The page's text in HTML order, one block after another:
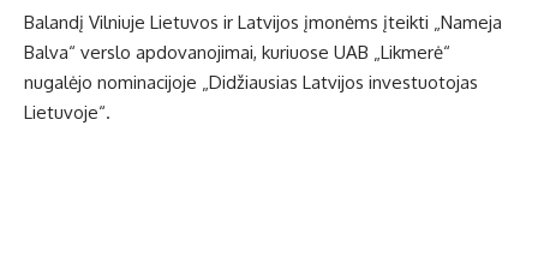
Balandį Vilniuje Lietuvos ir Latvijos įmonėms įteikti „Nameja
Balva“ verslo apdovanojimai, kuriuose UAB „Likmerė“
nugalėjo nominacijoje „Didžiausias Latvijos investuotojas
Lietuvoje“.